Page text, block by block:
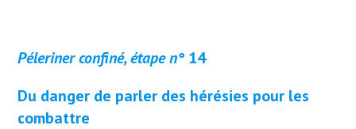
Péleriner confiné, étape n° 14
Du danger de parler des hérésies pour les
combattre